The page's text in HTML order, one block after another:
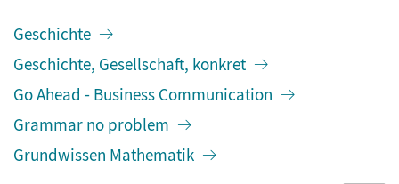
Geschichte
Geschichte, Gesellschaft, konkret
Go Ahead - Business Communication
Grammar no problem
Grundwissen Mathematik